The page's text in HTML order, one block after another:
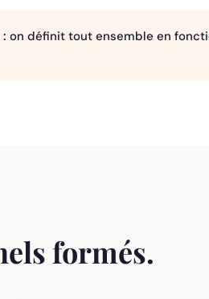
on définit tout ensemble en
formés.